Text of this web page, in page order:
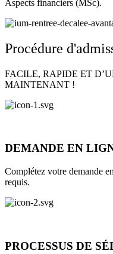
Aspects financiers (MSc).
Procédure
FACILE, RAPIDE ET
MAINTENANT !
DEMANDE EN
Complétez votre demande
requis.
PROCESSUS DE